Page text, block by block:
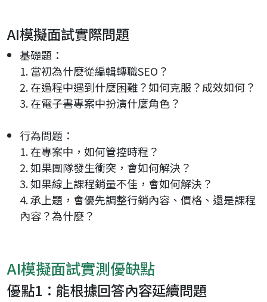
AI模擬面試實際問題
基礎題：
1. 當初為什麼從編輯轉職SEO？
2. 在過程中遇到什麼困難？如何克服？成效如何？
3. 在電子書專案中扮演什麼角色？
行為問題：
1. 在專案中，如何管控時程？
2. 如果團隊發生衝突，會如何解決？
3. 如果線上課程銷量不佳，會如何解決？
4. 承上題，會優先調整行銷內容、價格、還是課程
內容？為什麼？
AI模擬面試實測優缺點
優點1：能根據回答內容延續問題